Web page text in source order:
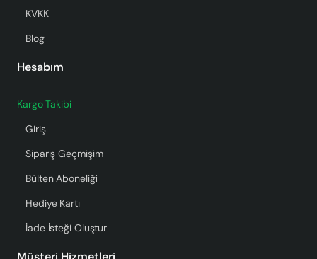
KVKK
Blog
Hesabım
Kargo Takibi
Giriş
Sipariş Geçmişim
Bülten Aboneliği
Hediye Kartı
İade İsteği Oluştur